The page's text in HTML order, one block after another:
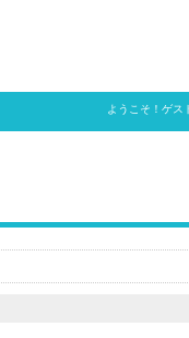
ようこそ！ ゲス